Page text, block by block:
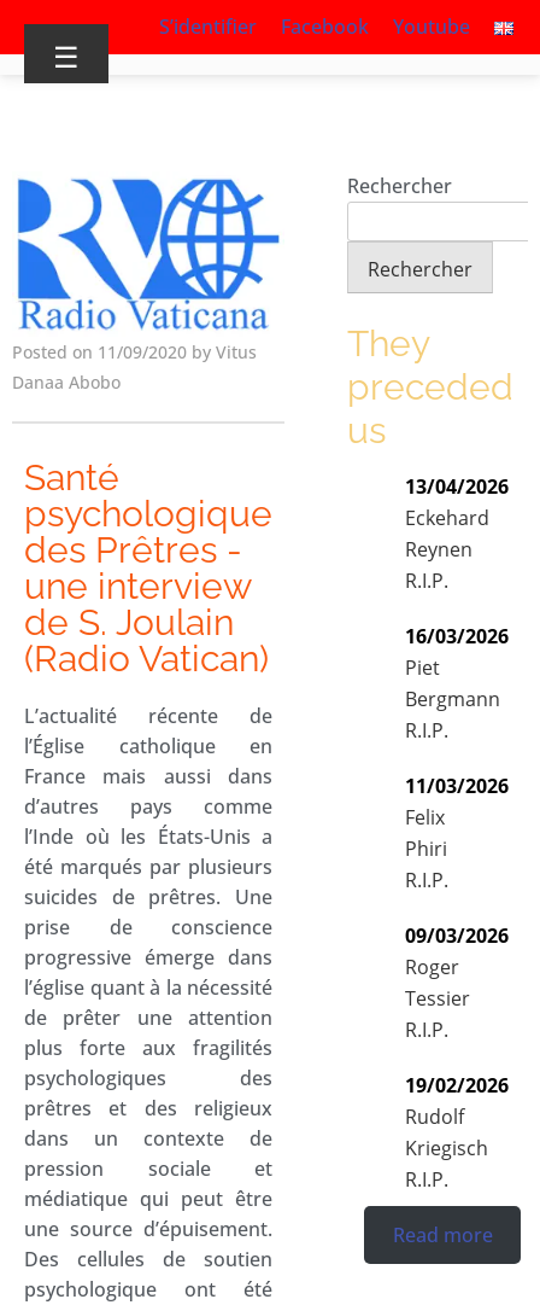
S’identifier Facebook Youtube
☰
Posted on 11/09/2020 by Vitus
Danaa Abobo
Santé
psychologique
des Prêtres -
une interview
de S. Joulain
(Radio Vatican)
L’actualité récente de
l’Église catholique en
France mais aussi dans
d’autres pays comme
l’Inde où les États-Unis a
été marqués par plusieurs
suicides de prêtres. Une
prise de conscience
progressive émerge dans
l’église quant à la nécessité
de prêter une attention
plus forte aux fragilités
psychologiques des
prêtres et des religieux
dans un contexte de
pression sociale et
médiatique qui peut être
une source d’épuisement.
Des cellules de soutien
psychologique ont été
Rechercher
Rechercher
They
preceded
us
13/04/2026
Eckehard
Reynen
R.I.P.
16/03/2026
Piet
Bergmann
R.I.P.
11/03/2026
Felix
Phiri
R.I.P.
09/03/2026
Roger
Tessier
R.I.P.
19/02/2026
Rudolf
Kriegisch
R.I.P.
Read more